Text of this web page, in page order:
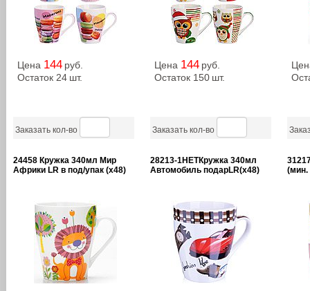
Цена 144 руб.
Остаток 24 шт.
Заказать кол-во
Цена 144 руб.
Остаток 150 шт.
Заказать кол-во
24458 Кружка 340мл Мир
Африки LR в под/упак (х48)
28213-1НЕТКружка 340мл
Автомобиль подарLR(х48)
(мин.